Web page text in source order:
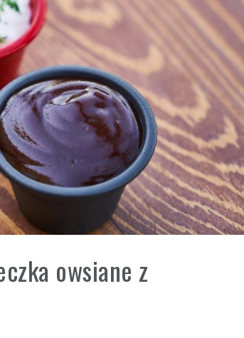
owsiane z